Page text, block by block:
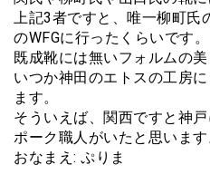
上記3者ですと、唯一柳町氏
のWFGに行ったくらいです。
既成靴には無いフォルムの美
いつか神田のエトスの工房
ます。
そういえば、関西ですと神
ポーク職人がいたと思います
おなまえ: ぷりま